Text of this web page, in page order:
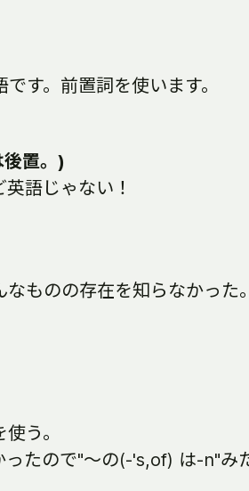
す。前置詞を使います。
置。)
語じゃない！
ものの存在を知らなかった。
う。
ったので"～の(-'s,of) は-n"み